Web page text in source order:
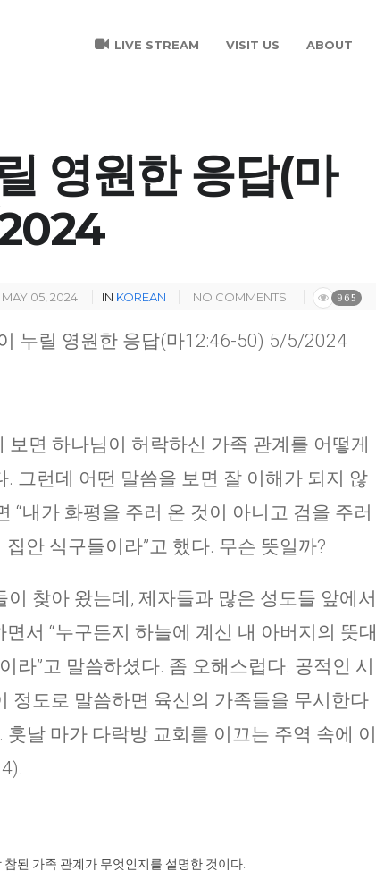
LIVE STREAM VISIT US ABOUT
영원한 응답(마
MAY 05, 2024 IN KOREAN NO COMMENTS 965
누릴 영원한 응답(마12:46-50) 5/5/2024
면 하나님이 허락하신 가족 관계를 어떻게
그런데 어떤 말씀을 보면 잘 이해가 되지 않
“내가 화평을 주러 온 것이 아니고 검을 주러
안 식구들이라”고 했다. 무슨 뜻일까?
찾아 왔는데, 제자들과 많은 성도들 앞에서
서 “누구든지 하늘에 계신 내 아버지의 뜻대
라”고 말씀하셨다. 좀 오해스럽다. 공적인 시
정도로 말씀하면 육신의 가족들을 무시한다
날 마가 다락방 교회를 이끄는 주역 속에 이
된 가족 관계가 무엇인지를 설명한 것이다.